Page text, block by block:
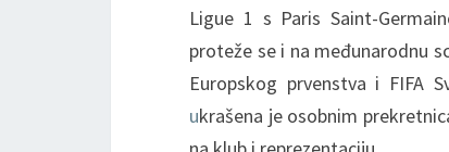
Ligue 1 s Paris Saint-
proteže se i na međunarodnu
Europskog prvenstva i FIFA
ukrašena je osobnim